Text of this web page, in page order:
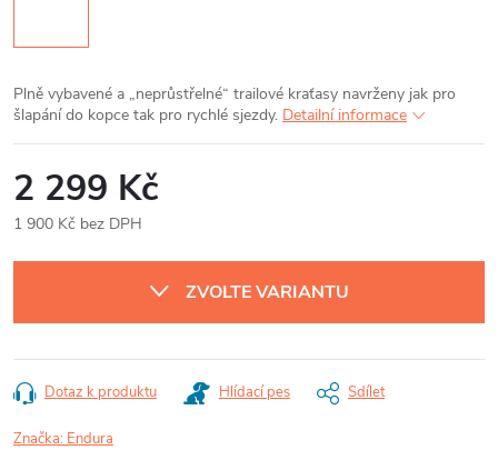
Plně vybavené a „neprůstřelné“ trailové kraťasy navrženy jak pro
šlapání do kopce tak pro rychlé sjezdy. Detailní informace
2 299 Kč
1 900 Kč bez DPH
cena:
ZVOLTE VARIANTU
Dotaz k produktu Hlídací pes Sdílet
Značka: Endura